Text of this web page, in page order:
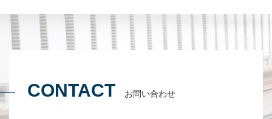
CONTACT お問い合わせ